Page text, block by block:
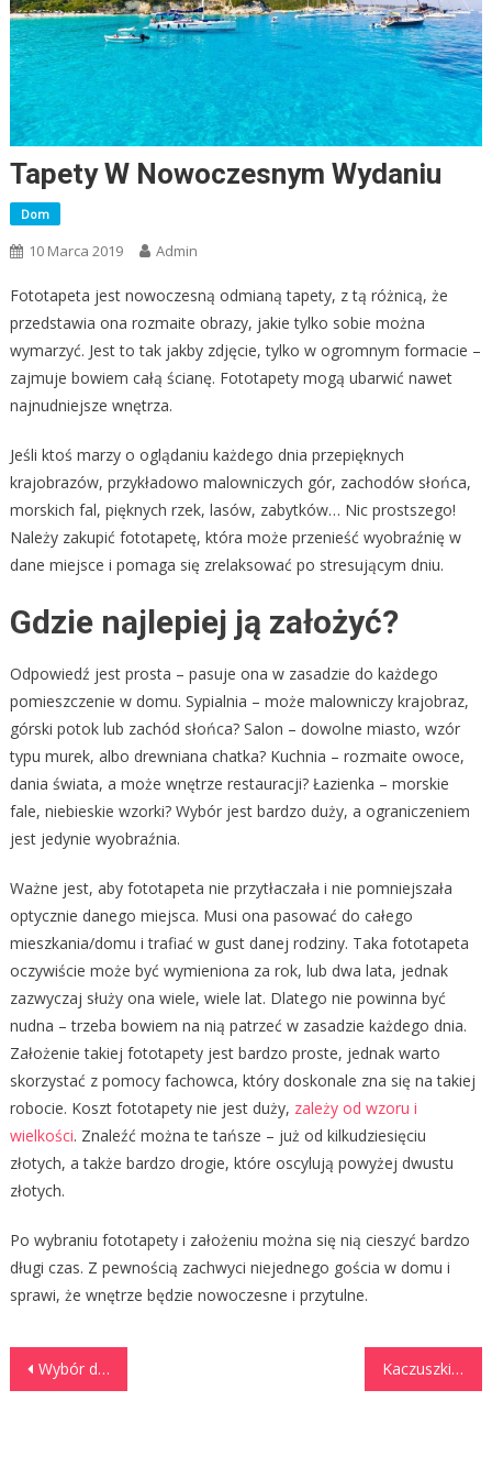
Tapety W Nowoczesnym Wydaniu
Dom
10 Marca 2019 Admin
Fototapeta jest nowoczesną odmianą tapety, z tą różnicą, że
przedstawia ona rozmaite obrazy, jakie tylko sobie można
wymarzyć. Jest to tak jakby zdjęcie, tylko w ogromnym formacie –
zajmuje bowiem całą ścianę. Fototapety mogą ubarwić nawet
najnudniejsze wnętrza.
Jeśli ktoś marzy o oglądaniu każdego dnia przepięknych
krajobrazów, przykładowo malowniczych gór, zachodów słońca,
morskich fal, pięknych rzek, lasów, zabytków… Nic prostszego!
Należy zakupić fototapetę, która może przenieść wyobraźnię w
dane miejsce i pomaga się zrelaksować po stresującym dniu.
Gdzie najlepiej ją założyć?
Odpowiedź jest prosta – pasuje ona w zasadzie do każdego
pomieszczenie w domu. Sypialnia – może malowniczy krajobraz,
górski potok lub zachód słońca? Salon – dowolne miasto, wzór
typu murek, albo drewniana chatka? Kuchnia – rozmaite owoce,
dania świata, a może wnętrze restauracji? Łazienka – morskie
fale, niebieskie wzorki? Wybór jest bardzo duży, a ograniczeniem
jest jedynie wyobraźnia.
Ważne jest, aby fototapeta nie przytłaczała i nie pomniejszała
optycznie danego miejsca. Musi ona pasować do całego
mieszkania/domu i trafiać w gust danej rodziny. Taka fototapeta
oczywiście może być wymieniona za rok, lub dwa lata, jednak
zazwyczaj służy ona wiele, wiele lat. Dlatego nie powinna być
nudna – trzeba bowiem na nią patrzeć w zasadzie każdego dnia.
Założenie takiej fototapety jest bardzo proste, jednak warto
skorzystać z pomocy fachowca, który doskonale zna się na takiej
robocie. Koszt fototapety nie jest duży, zależy od wzoru i
wielkości. Znaleźć można te tańsze – już od kilkudziesięciu
złotych, a także bardzo drogie, które oscylują powyżej dwustu
złotych.
Po wybraniu fototapety i założeniu można się nią cieszyć bardzo
długi czas. Z pewnością zachwyci niejednego gościa w domu i
sprawi, że wnętrze będzie nowoczesne i przytulne.
Nawigacja
Wybór dobrych krzeseł do kuchni Kaczuszki i białe buty dla kobiet